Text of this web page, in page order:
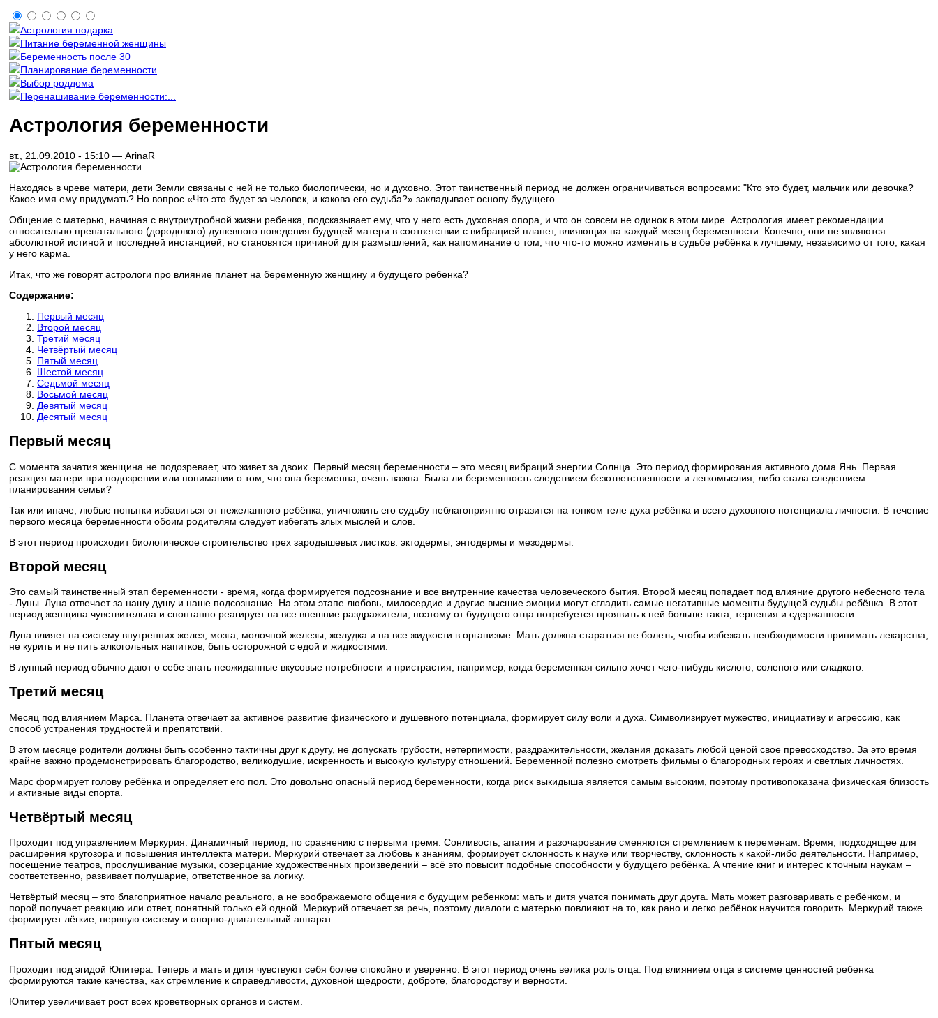
Астрология подарка
Питание беременной женщины
Беременность после 30
Планирование беременности
Выбор роддома
Перенашивание беременности:...
Астрология беременности
вт., 21.09.2010 - 15:10 — ArinaR
Находясь в чреве матери, дети Земли связаны с ней не только биологически, но и духовно. Этот таинственный период не должен ограничиваться вопросами: "Кто это будет, мальчик или девочка?
Какое имя ему придумать? Но вопрос «Что это будет за человек, и какова его судьба?» закладывает основу будущего.
Общение с матерью, начиная с внутриутробной жизни ребенка, подсказывает ему, что у него есть духовная опора, и что он совсем не одинок в этом мире. Астрология имеет рекомендации
относительно пренатального (дородового) душевного поведения будущей матери в соответствии с вибрацией планет, влияющих на каждый месяц беременности. Конечно, они не являются
абсолютной истиной и последней инстанцией, но становятся причиной для размышлений, как напоминание о том, что что-то можно изменить в судьбе ребёнка к лучшему, независимо от того, какая
у него карма.
Итак, что же говорят астрологи про влияние планет на беременную женщину и будущего ребенка?
Содержание:
Первый месяц
Второй месяц
Третий месяц
Четвёртый месяц
Пятый месяц
Шестой месяц
Седьмой месяц
Восьмой месяц
Девятый месяц
Десятый месяц
Первый месяц
С момента зачатия женщина не подозревает, что живет за двоих. Первый месяц беременности – это месяц вибраций энергии Солнца. Это период формирования активного дома Янь. Первая
реакция матери при подозрении или понимании о том, что она беременна, очень важна. Была ли беременность следствием безответственности и легкомыслия, либо стала следствием
планирования семьи?
Так или иначе, любые попытки избавиться от нежеланного ребёнка, уничтожить его судьбу неблагоприятно отразится на тонком теле духа ребёнка и всего духовного потенциала личности. В течение
первого месяца беременности обоим родителям следует избегать злых мыслей и слов.
В этот период происходит биологическое строительство трех зародышевых листков: эктодермы, энтодермы и мезодермы.
Второй месяц
Это самый таинственный этап беременности - время, когда формируется подсознание и все внутренние качества человеческого бытия. Второй месяц попадает под влияние другого небесного тела
- Луны. Луна отвечает за нашу душу и наше подсознание. На этом этапе любовь, милосердие и другие высшие эмоции могут сгладить самые негативные моменты будущей судьбы ребёнка. В этот
период женщина чувствительна и спонтанно реагирует на все внешние раздражители, поэтому от будущего отца потребуется проявить к ней больше такта, терпения и сдержанности.
Луна влияет на систему внутренних желез, мозга, молочной железы, желудка и на все жидкости в организме. Мать должна стараться не болеть, чтобы избежать необходимости принимать лекарства,
не курить и не пить алкогольных напитков, быть осторожной с едой и жидкостями.
В лунный период обычно дают о себе знать неожиданные вкусовые потребности и пристрастия, например, когда беременная сильно хочет чего-нибудь кислого, соленого или сладкого.
Третий месяц
Месяц под влиянием Марса. Планета отвечает за активное развитие физического и душевного потенциала, формирует силу воли и духа. Символизирует мужество, инициативу и агрессию, как
способ устранения трудностей и препятствий.
В этом месяце родители должны быть особенно тактичны друг к другу, не допускать грубости, нетерпимости, раздражительности, желания доказать любой ценой свое превосходство. За это время
крайне важно продемонстрировать благородство, великодушие, искренность и высокую культуру отношений. Беременной полезно смотреть фильмы о благородных героях и светлых личностях.
Марс формирует голову ребёнка и определяет его пол. Это довольно опасный период беременности, когда риск выкидыша является самым высоким, поэтому противопоказана физическая близость
и активные виды спорта.
Четвёртый месяц
Проходит под управлением Меркурия. Динамичный период, по сравнению с первыми тремя. Сонливость, апатия и разочарование сменяются стремлением к переменам. Время, подходящее для
расширения кругозора и повышения интеллекта матери. Меркурий отвечает за любовь к знаниям, формирует склонность к науке или творчеству, склонность к какой-либо деятельности. Например,
посещение театров, прослушивание музыки, созерцание художественных произведений – всё это повысит подобные способности у будущего ребёнка. А чтение книг и интерес к точным наукам –
соответственно, развивает полушарие, ответственное за логику.
Четвёртый месяц – это благоприятное начало реального, а не воображаемого общения с будущим ребенком: мать и дитя учатся понимать друг друга. Мать может разговаривать с ребёнком, и
порой получает реакцию или ответ, понятный только ей одной. Меркурий отвечает за речь, поэтому диалоги с матерью повлияют на то, как рано и легко ребёнок научится говорить. Меркурий также
формирует лёгкие, нервную систему и опорно-двигательный аппарат.
Пятый месяц
Проходит под эгидой Юпитера. Теперь и мать и дитя чувствуют себя более спокойно и уверенно. В этот период очень велика роль отца. Под влиянием отца в системе ценностей ребенка
формируются такие качества, как стремление к справедливости, духовной щедрости, доброте, благородству и верности.
Юпитер увеличивает рост всех кроветворных органов и систем.